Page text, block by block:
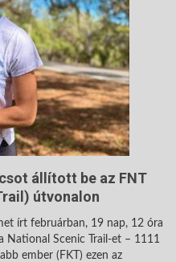
állított be az FNT
útvonalon
írt februárban, 19 nap, 12 óra
National Scenic Trail-et – 1111
ember (FKT) ezen az